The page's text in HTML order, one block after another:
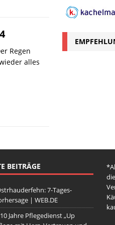
Regen
alles
BEITRÄGE
7-Tages-
| WEB.DE
Jahre Pflegedienst „Up